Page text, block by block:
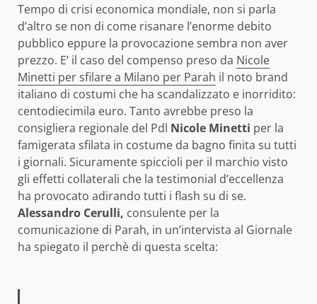
Tempo di crisi economica mondiale, non si parla
d’altro se non di come risanare l’enorme debito
pubblico eppure la provocazione sembra non aver
prezzo. E’ il caso del compenso preso da Nicole
Minetti per sfilare a Milano per Parah il noto brand
italiano di costumi che ha scandalizzato e inorridito:
centodiecimila euro. Tanto avrebbe preso la
consigliera regionale del Pdl Nicole Minetti per la
famigerata sfilata in costume da bagno finita su tutti
i giornali. Sicuramente spiccioli per il marchio visto
gli effetti collaterali che la testimonial d’eccellenza
ha provocato adirando tutti i flash su di se.
Alessandro Cerulli, consulente per la
comunicazione di Parah, in un’intervista al Giornale
ha spiegato il perchè di questa scelta: